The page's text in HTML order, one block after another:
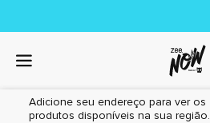
Adicione seu endereço para ver os
produtos disponíveis na sua região.
Home|Cães|Acessórios